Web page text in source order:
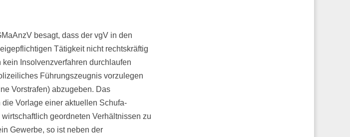
besagt, dass der vgV in den
Tätigkeit nicht rechtskräftig
Insolvenzverfahren durchlaufen
Führungszeugnis vorzulegen
Vorstrafen) abzugeben. Das
Vorlage einer aktuellen Schufa-
geordneten Verhältnissen zu
Gewerbe, so ist neben der